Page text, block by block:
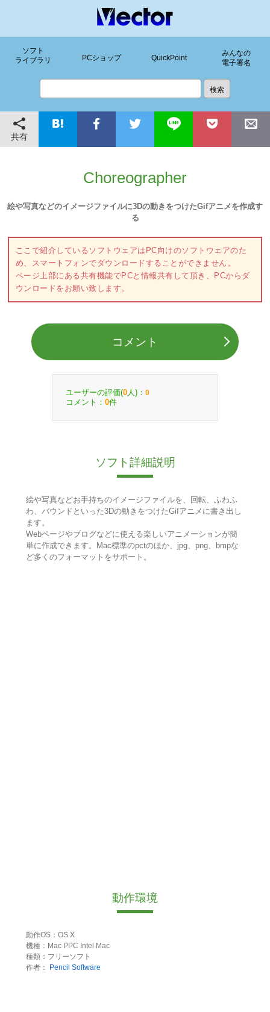
ソフト
ライブラリ
PCショップ QuickPoint
みんなの
電子署名
共有
Choreographer
絵や写真などのイメージファイルに3Dの動きをつけたGifアニメを作成す
る
ここで紹介しているソフトウェアはPC向けのソフトウェアのた
め、スマートフォンでダウンロードすることができません。
ページ上部にある共有機能でPCと情報共有して頂き、PCからダ
ウンロードをお願い致します。
コメント
ユーザーの評価(0 人)： 0
コメント： 0件
ソフト詳細説明
絵や写真などお手持ちのイメージファイルを、回転、ふわふ
わ、バウンドといった3Dの動きをつけたGifアニメに書き出し
ます。
Webページやブログなどに使える楽しいアニメーションが簡
単に作成できます。Mac標準のpctのほか、jpg、png、bmpな
ど多くのフォーマットをサポート。
動作環境
動作OS：OS X
機種：Mac PPC Intel Mac
種類：フリーソフト
作者：
Pencil Software